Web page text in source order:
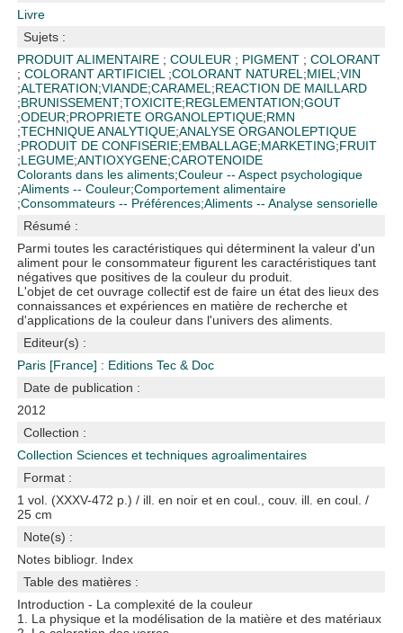
Livre
Sujets :
PRODUIT ALIMENTAIRE ;COULEUR ; PIGMENT ;COLORANT
;COLORANT ARTIFICIEL ;COLORANT NATUREL ;MIEL ;VIN
;ALTERATION;VIANDE;CARAMEL ;REACTION DE MAILLARD
;BRUNISSEMENT;TOXICITE;REGLEMENTATION;GOUT
;ODEUR;PROPRIETE ORGANOLEPTIQUE;RMN
;TECHNIQUE ANALYTIQUE;ANALYSE ORGANOLEPTIQUE
;PRODUIT DE CONFISERIE;EMBALLAGE;MARKETING;FRUIT
;LEGUME;ANTIOXYGENE;CAROTENOIDE
Colorants dans les aliments;Couleur -- Aspect psychologique
;Aliments -- Couleur;Comportement alimentaire
;Consommateurs -- Préférences;Aliments -- Analyse sensorielle
Résumé :
Parmi toutes les caractéristiques qui déterminent la valeur d'un
aliment pour le consommateur figurent les caractéristiques tant
négatives que positives de la couleur du produit.
L'objet de cet ouvrage collectif est de faire un état des lieux des
connaissances et expériences en matière de recherche et
d'applications de la couleur dans l'univers des aliments.
Editeur(s) :
Paris [France] : Editions Tec & Doc
Date de publication :
2012
Collection :
Collection Sciences et techniques agroalimentaires
Format :
1 vol. (XXXV-472 p.) / ill. en noir et en coul., couv. ill. en coul. /
25 cm
Note(s) :
Notes bibliogr. Index
Table des matières :
Introduction - La complexité de la couleur
1. La physique et la modélisation de la matière et des matériaux